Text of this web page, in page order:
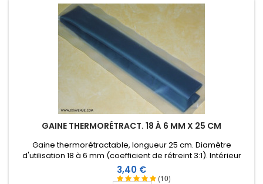
GAINE THERMORÉTRACT. 18 À 6 MM X 25 CM
(10)
Gaine thermorétractable, longueur 25 cm. Diamètre
d'utilisation 18 à 6 mm (coefficient de rétreint 3:1). Intérieur
revêtu d'une résine thermoplastique.
Prix
3,40 €